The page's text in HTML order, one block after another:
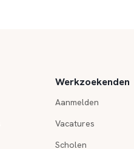
Werkzoekenden
Aanmelden
Vacatures
Scholen